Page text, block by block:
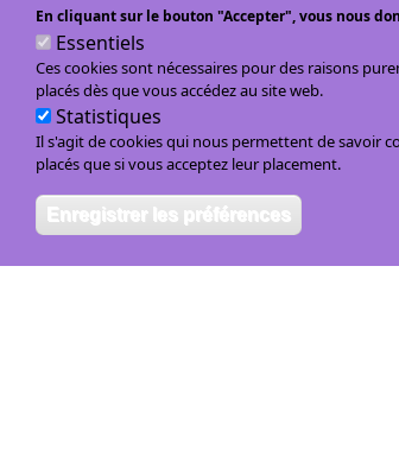
En cliquant sur le bouton "Accepter", vous nous
Essentiels
Ces cookies sont nécessaires pour des raisons
placés dès que vous accédez au site web.
Statistiques
Il s'agit de cookies qui nous permettent de savoir
placés que si vous acceptez leur placement.
Enregistrer les préférences